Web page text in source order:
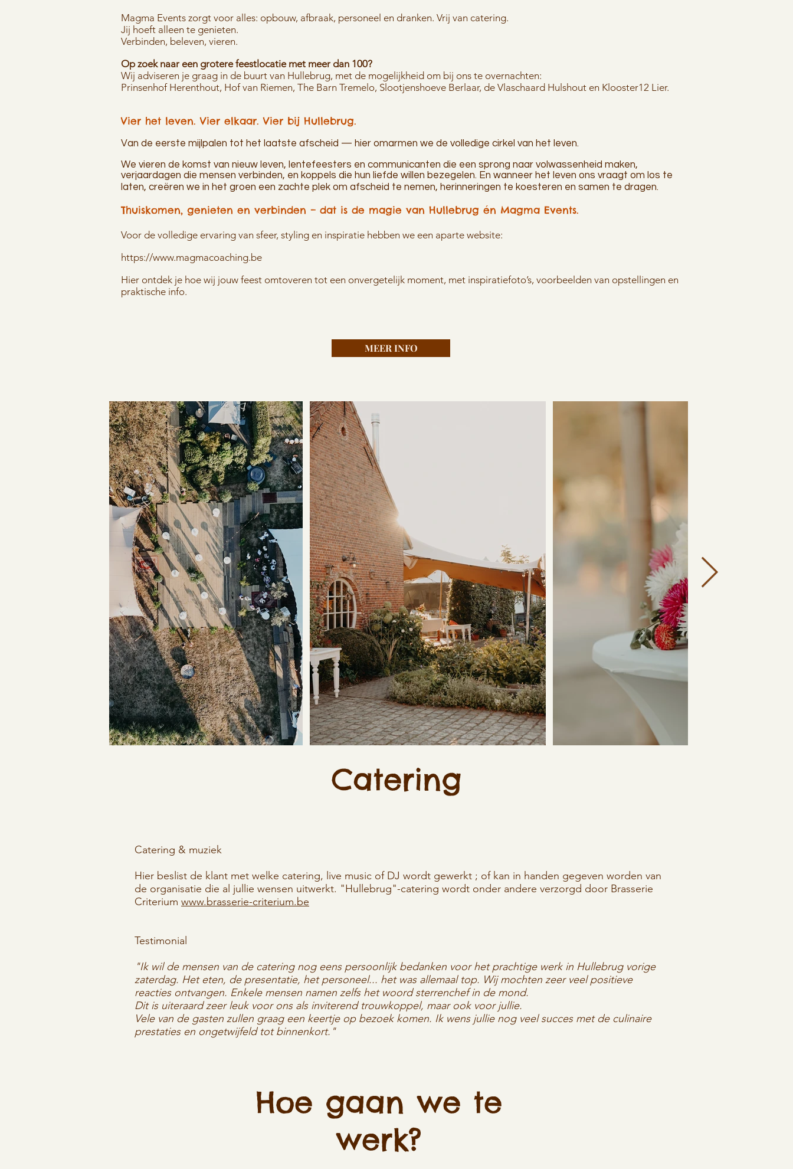
Magma Events zorgt voor alles: opbouw, afbraak, personeel en dranken. Vrij van catering.
Jij hoeft alleen te genieten.
Verbinden, beleven, vieren.
Op zoek naar een grotere feestlocatie met meer dan 100?
Wij adviseren je graag in de buurt van Hullebrug, met de mogelijkheid om bij ons te overnachten:
Prinsenhof Herenthout, Hof van Riemen, The Barn Tremelo, Slootjenshoeve Berlaar, de Vlaschaard Hulshout en Klooster12 Lier.
Vier het leven. Vier elkaar. Vier bij Hullebrug.
Van de eerste mijlpalen tot het laatste afscheid — hier omarmen we de volledige cirkel van het leven.
We vieren de komst van nieuw leven, lentefeesters en communicanten die een sprong naar volwassenheid maken,
verjaardagen die mensen verbinden, en koppels die hun liefde willen bezegelen. En wanneer het leven ons vraagt om los te
laten, creëren we in het groen een zachte plek om afscheid te nemen, herinneringen te koesteren en samen te dragen.
Thuiskomen, genieten en verbinden – dat is de magie van Hullebrug én Magma Events.
Voor de volledige ervaring van sfeer, styling en inspiratie hebben we een aparte website:
https://www.magmacoaching.be
Hier ontdek je hoe wij jouw feest omtoveren tot een onvergetelijk moment, met inspiratiefoto’s, voorbeelden van opstellingen en
praktische info.
MEER INFO
de
Catering
Catering & muziek
Hier beslist de klant met welke catering, live music of DJ wordt gewerkt ; of kan in handen gegeven worden van
de organisatie die al jullie wensen uitwerkt. "Hullebrug"-catering wordt onder andere verzorgd door Brasserie
Criterium www.brasserie-criterium.be
Testimonial
"Ik wil de mensen van de catering nog eens persoonlijk bedanken voor het prachtige werk in Hullebrug vorige
zaterdag. Het eten, de presentatie, het personeel... het was allemaal top. Wij mochten zeer veel positieve
reacties ontvangen. Enkele mensen namen zelfs het woord sterrenchef in de mond.
Dit is uiteraard zeer leuk voor ons als inviterend trouwkoppel, maar ook voor jullie.
Vele van de gasten zullen graag een keertje op bezoek komen. Ik wens jullie nog veel succes met de culinaire
prestaties en ongetwijfeld tot binnenkort."
Hoe gaan we te
werk?